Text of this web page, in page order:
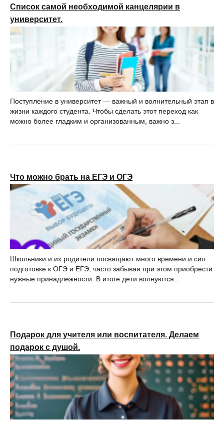
Список самой необходимой канцелярии в
университет.
Поступление в университет — важный и волнительный этап в
жизни каждого студента. Чтобы сделать этот переход как
можно более гладким и организованным, важно з...
Что можно брать на ЕГЭ и ОГЭ
Школьники и их родители посвящают много времени и сил
подготовке к ОГЭ и ЕГЭ, часто забывая при этом приобрести
нужные принадлежности. В итоге дети волнуются...
Подарок для учителя или воспитателя. Делаем
подарок с душой.